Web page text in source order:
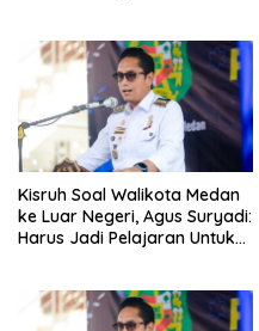
Kisruh Soal Walikota Medan
ke Luar Negeri, Agus Suryadi:
Harus Jadi Pelajaran Untuk
Masyarakat